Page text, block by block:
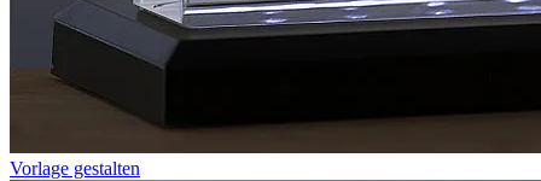
Vorlage gestalten